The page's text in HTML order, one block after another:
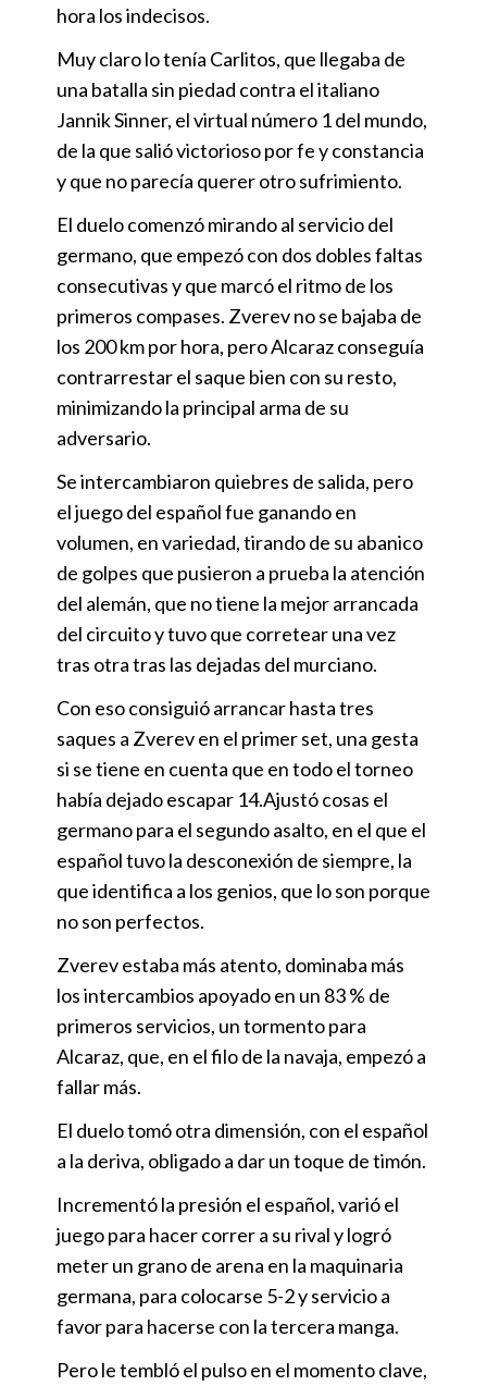
hora los indecisos.
Muy claro lo tenía Carlitos, que llegaba de
una batalla sin piedad contra el italiano
Jannik Sinner, el virtual número 1 del mundo,
de la que salió victorioso por fe y constancia
y que no parecía querer otro sufrimiento.
El duelo comenzó mirando al servicio del
germano, que empezó con dos dobles faltas
consecutivas y que marcó el ritmo de los
primeros compases. Zverev no se bajaba de
los 200 km por hora, pero Alcaraz conseguía
contrarrestar el saque bien con su resto,
minimizando la principal arma de su
adversario.
Se intercambiaron quiebres de salida, pero
el juego del español fue ganando en
volumen, en variedad, tirando de su abanico
de golpes que pusieron a prueba la atención
del alemán, que no tiene la mejor arrancada
del circuito y tuvo que corretear una vez
tras otra tras las dejadas del murciano.
Con eso consiguió arrancar hasta tres
saques a Zverev en el primer set, una gesta
si se tiene en cuenta que en todo el torneo
había dejado escapar 14.Ajustó cosas el
germano para el segundo asalto, en el que el
español tuvo la desconexión de siempre, la
que identifica a los genios, que lo son porque
no son perfectos.
Zverev estaba más atento, dominaba más
los intercambios apoyado en un 83 % de
primeros servicios, un tormento para
Alcaraz, que, en el filo de la navaja, empezó a
fallar más.
El duelo tomó otra dimensión, con el español
a la deriva, obligado a dar un toque de timón.
Incrementó la presión el español, varió el
juego para hacer correr a su rival y logró
meter un grano de arena en la maquinaria
germana, para colocarse 5-2 y servicio a
favor para hacerse con la tercera manga.
Pero le tembló el pulso en el momento clave,